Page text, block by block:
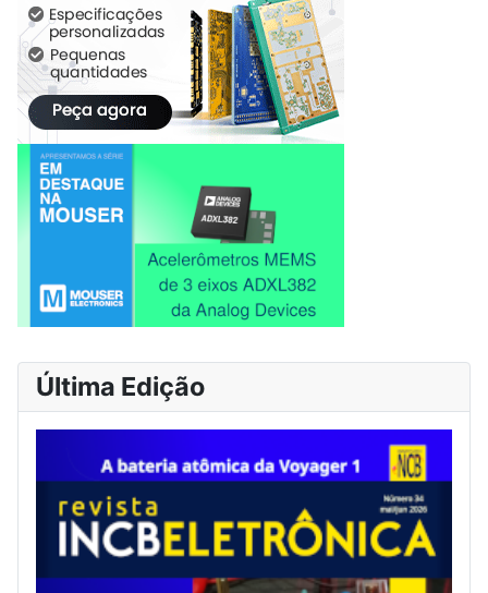
Última Edição